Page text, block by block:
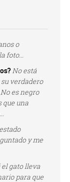
o
foto...
No está
verdadero
es negro
que una
y me
el gato lleva
para que